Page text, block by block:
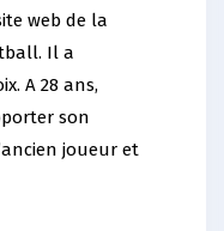
web de la
Il a
A 28 ans,
son
joueur et